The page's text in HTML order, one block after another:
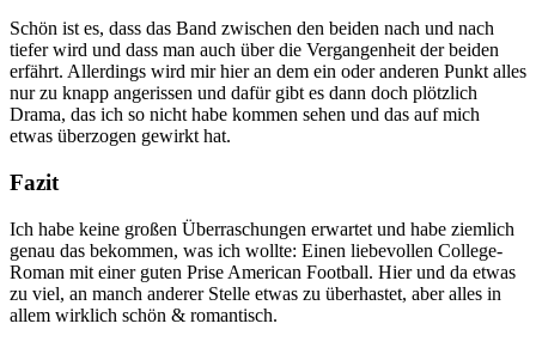
Schön ist es, dass das Band zwischen den beiden nach und nach
tiefer wird und dass man auch über die Vergangenheit der beiden
erfährt. Allerdings wird mir hier an dem ein oder anderen Punkt alles
nur zu knapp angerissen und dafür gibt es dann doch plötzlich
Drama, das ich so nicht habe kommen sehen und das auf mich
etwas überzogen gewirkt hat.
Fazit
Ich habe keine großen Überraschungen erwartet und habe ziemlich
genau das bekommen, was ich wollte: Einen liebevollen College-
Roman mit einer guten Prise American Football. Hier und da etwas
zu viel, an manch anderer Stelle etwas zu überhastet, aber alles in
allem wirklich schön & romantisch.